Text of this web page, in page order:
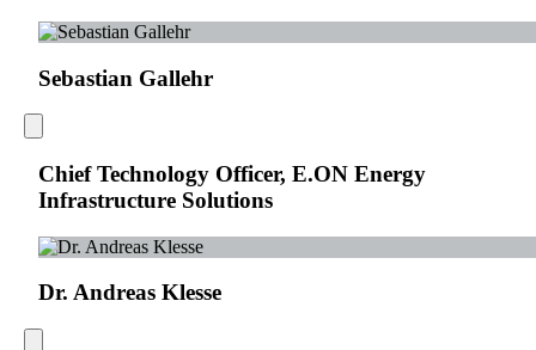
Sebastian Gallehr
Chief Technology Officer, E.ON Energy
Infrastructure Solutions
Dr. Andreas Klesse